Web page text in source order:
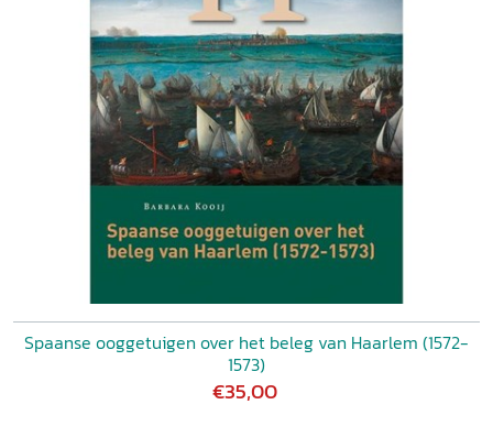
Spaanse ooggetuigen over het beleg van Haarlem (1572-
1573)
€35,00